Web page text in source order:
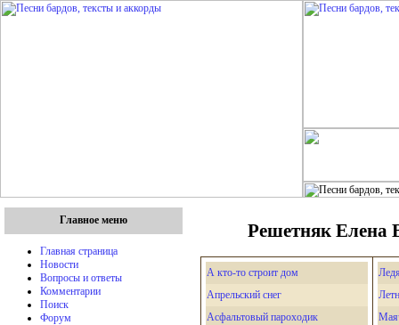
Главное меню
Главная страница
Новости
Вопросы и ответы
Комментарии
Поиск
Форум
Решетняк Елена
А кто-то строит дом
Апрельский снег
Асфальтовый пароходик